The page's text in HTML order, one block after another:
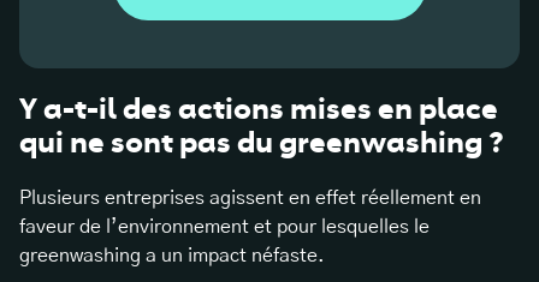
Y a-t-il des actions mises en place
qui ne sont pas du greenwashing ?
Plusieurs entreprises agissent en effet réellement en
faveur de l’environnement et pour lesquelles le
greenwashing a un impact néfaste.